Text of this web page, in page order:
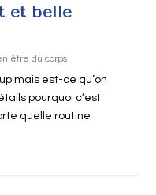
et belle
être du corps
mais est-ce qu’on
pourquoi c’est
quelle routine